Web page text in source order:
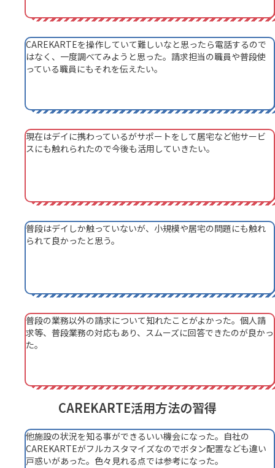
CAREKARTEを操作していて難しいなと思ったら電話するので
はなく、一度調べてみようと思った。請求担当の職員や普段使
っている職員にもそれを伝えたい。
現在はデイに携わっているがサポートをして居宅など他サービ
スにも触れられたので今後も活用していきたい。
普段はデイしか触っていないが、小規模や居宅の問題にも触れ
られて良かったと思う。
普段の業務以外の請求について知れたことがよかった。個人請
求等、普段業務の対応もあり、スムーズに回答できたのが良かっ
た。
CAREKARTE活用方法の習得
他施設の状況を知る事ができるいい機会になった。自社の
CAREKARTEがフルカスタマイズなのでボタン配置なども違い
戸惑いがあった。色々見れる点では参考になった。